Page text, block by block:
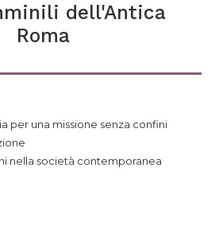
dell'Antica
Roma
per una missione senza confini
nella società contemporanea